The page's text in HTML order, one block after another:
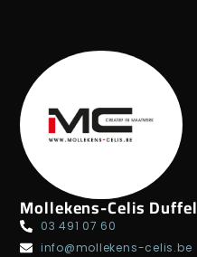
Mollekens-Celis Duffel
03 491 07 60
info@mollekens-celis.be